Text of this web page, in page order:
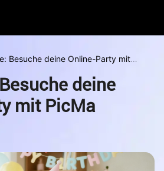
Besuche deine Online-Party mit
deine
mit PicMa